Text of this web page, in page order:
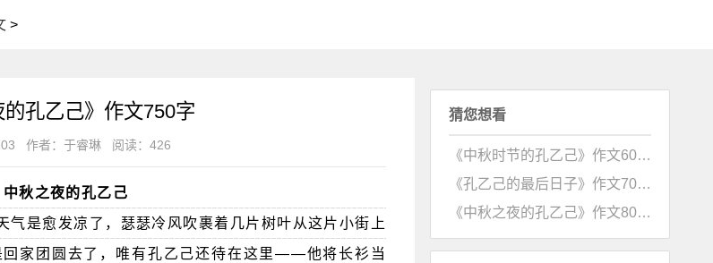
>
的孔乙己》作文750字
作者：于睿琳 阅读：426
中秋之夜的孔乙己
气是愈发凉了，瑟瑟冷风吹裹着几片树叶从这片小街上
回家团圆去了，唯有孔乙己还待在这里——他将长衫当
猜您想看
《中秋时节的孔乙己》作文600字
《孔乙己的最后日子》作文700字
《中秋之夜的孔乙己》作文800字